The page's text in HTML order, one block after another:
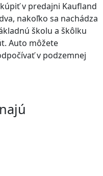
v predajni Kaufland
nakoľko sa nachádza
školu a škôlku
Auto môžete
v podzemnej